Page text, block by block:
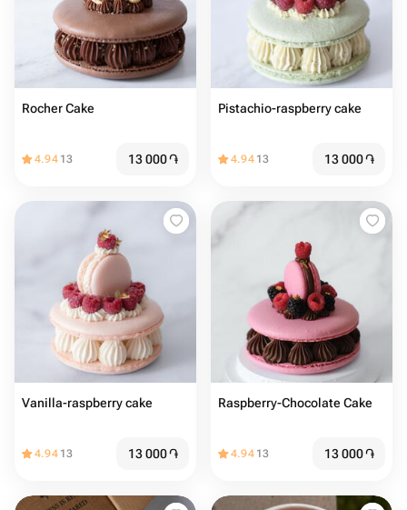
Rocher Cake
4.94 13 13 000֏
Pistachio-raspberry cake
4.94 13 13 000֏
Vanilla-raspberry cake
4.94 13 13 000֏
Raspberry-Chocolate Cake
4.94 13 13 000֏